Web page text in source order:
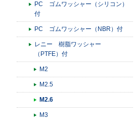
PC ゴムワッシャー（シリコン）
付
PC ゴムワッシャー（NBR）付
レニー 樹脂ワッシャー
（PTFE）付
M2
M2.5
M2.6
M3